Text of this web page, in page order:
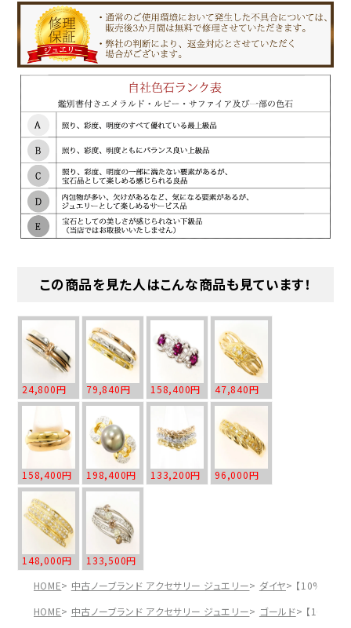
この商品を見た人はこんな商品も見ています！
24,800円 79,840円 158,400円 47,840円
158,400円 198,400円 133,200円 96,000円
148,000円
133,500円
HOME
中古ノーブランド アクセサリー ジュエリー ダイヤ
【10%OFF
HOME
中古ノーブランド アクセサリー ジュエリー ゴールド 【